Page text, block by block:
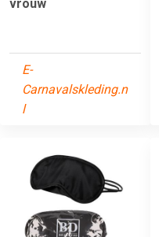
vrouw
E-
Carnavalskleding.n
l